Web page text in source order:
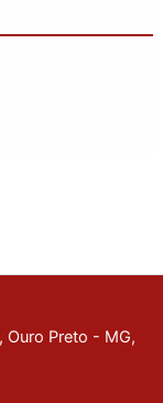
Ouro Preto - MG,